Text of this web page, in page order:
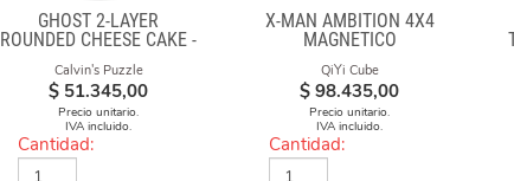
GHOST 2-LAYER
ROUNDED CHEESE CAKE -
BLACK BODY WITH
SILVER LABEL
Calvin's Puzzle
$ 51.345,00
Precio unitario.
IVA incluido.
Cantidad:
X-MAN AMBITION 4X4
MAGNETICO
QiYi Cube
$ 98.435,00
Precio unitario.
IVA incluido.
Cantidad: